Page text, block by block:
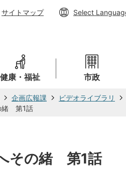
サイトマップ Select
健康・福祉 市政
企画広報課 ビデオライブラリ
緒 第1話
その緒 第1話